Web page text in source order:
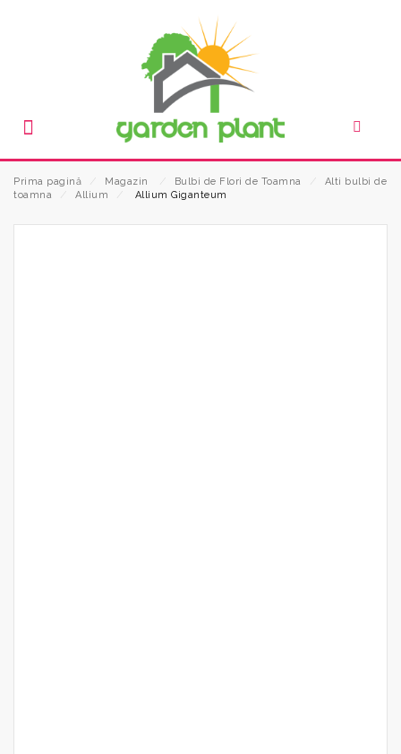
Prima pagină Magazin Bulbi de Flori de Toamna
Alti bulbi de
toamna
Allium Allium Giganteum